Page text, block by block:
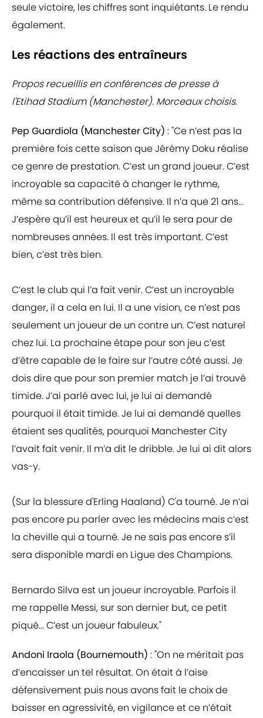
seule victoire, les chiffres sont inquiétants. Le rendu
également.
Les réactions des entraîneurs
Propos recueillis en conférences de presse à
l'Etihad Stadium (Manchester). Morceaux choisis.
Pep Guardiola (Manchester City) : "Ce n’est pas la
première fois cette saison que Jérémy Doku réalise
ce genre de prestation. C’est un grand joueur. C’est
incroyable sa capacité à changer le rythme,
même sa contribution défensive. Il n’a que 21 ans...
J’espère qu’il est heureux et qu’il le sera pour de
nombreuses années. Il est très important. C’est
bien, c’est très bien.
C’est le club qui l’a fait venir. C’est un incroyable
danger, il a cela en lui. Il a une vision, ce n’est pas
seulement un joueur de un contre un. C’est naturel
chez lui. La prochaine étape pour son jeu c’est
d’être capable de le faire sur l’autre côté aussi. Je
dois dire que pour son premier match je l’ai trouvé
timide. J’ai parlé avec lui, je lui ai demandé
pourquoi il était timide. Je lui ai demandé quelles
étaient ses qualités, pourquoi Manchester City
l’avait fait venir. Il m’a dit le dribble. Je lui ai dit alors
vas-y.
(Sur la blessure d'Erling Haaland) C'a tourné. Je n’ai
pas encore pu parler avec les médecins mais c’est
la cheville qui a tourné. Je ne sais pas encore s’il
sera disponible mardi en Ligue des Champions.
Bernardo Silva est un joueur incroyable. Parfois il
me rappelle Messi, sur son dernier but, ce petit
piqué... C’est un joueur fabuleux."
Andoni Iraola (Bournemouth) : "On ne méritait pas
d’encaisser un tel résultat. On était à l’aise
défensivement puis nous avons fait le choix de
baisser en agressivité, en vigilance et ce n’était